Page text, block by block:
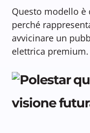
Questo modello
perché
avvicinare un
elettrica premium.
visione